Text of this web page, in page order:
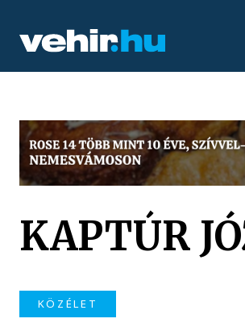
KAPTÚR
KÖZÉLET